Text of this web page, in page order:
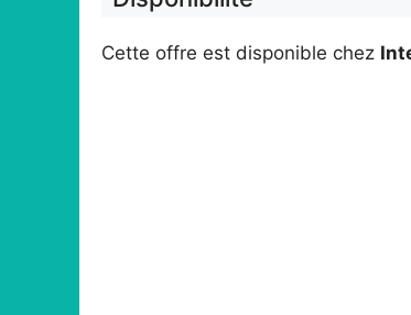
Cette offre est disponible chez